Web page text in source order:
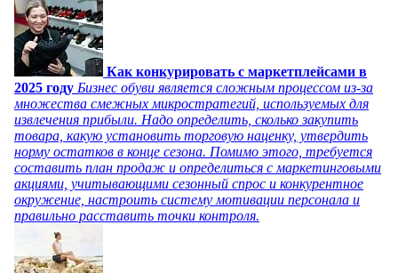
Как конкурировать с маркетплейсами в
2025 году Бизнес обуви является сложным процессом из-за
множества смежных микростратегий, используемых для
извлечения прибыли. Надо определить, сколько закупить
товара, какую установить торговую наценку, утвердить
норму остатков в конце сезона. Помимо этого, требуется
составить план продаж и определиться с маркетинговыми
акциями, учитывающими сезонный спрос и конкурентное
окружение, настроить систему мотивации персонала и
правильно расставить точки контроля.